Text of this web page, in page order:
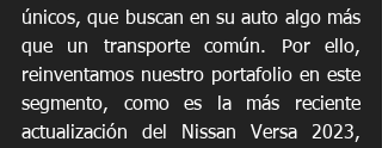
únicos, que buscan en su auto algo más
que un transporte común. Por ello,
reinventamos nuestro portafolio en este
segmento, como es la más reciente
actualización del Nissan Versa 2023,